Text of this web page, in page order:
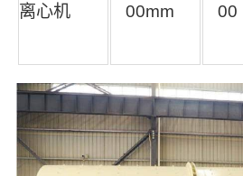
离心机
00mm
00